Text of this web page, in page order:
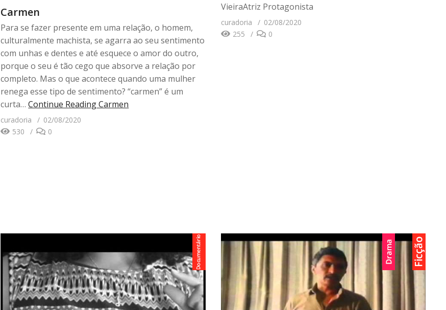
Carmen
Para se fazer presente em uma relação, o homem,
culturalmente machista, se agarra ao seu sentimento
com unhas e dentes e até esquece o amor do outro,
porque o seu é tão cego que absorve a relação por
completo. Mas o que acontece quando uma mulher
renega esse tipo de sentimento? “carmen” é um
curta…Continue ReadingCarmen
curadoria
02/08/2020
530
0
VieiraAtriz Protagonista
curadoria
02/08/2020
255
0